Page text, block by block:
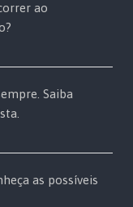
ao
Saiba
as possíveis